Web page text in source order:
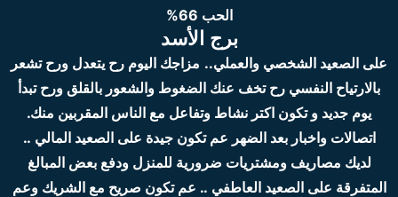
الحب 66%
برج الأسد
على الصعيد الشخصي والعملي.. مزاجك اليوم رح يتعدل ورح تشعر
بالارتياح النفسي رح تخف عنك الضغوط والشعور بالقلق ورح تبدأ
يوم جديد و تكون اكتر نشاط وتفاعل مع الناس المقربين منك.
اتصالات واخبار بعد الضهر عم تكون جيدة على الصعيد المالي ..
لديك مصاريف ومشتريات ضرورية للمنزل ودفع بعض المبالغ
المتفرقة على الصعيد العاطفي .. عم تكون صريح مع الشريك وعم